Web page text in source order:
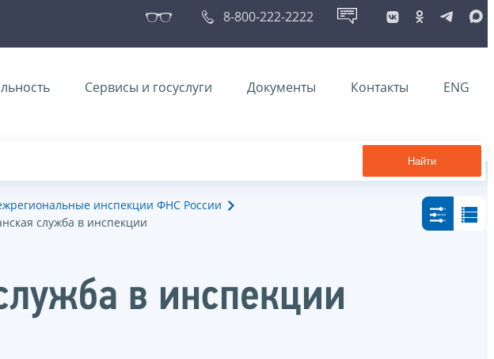
8-800-222-2222
Сервисы и госуслуги Документы Контакты ENG
Найти
инспекции ФНС России
служба в инспекции
в инспекции